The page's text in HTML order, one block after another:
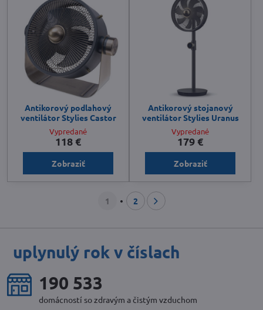
Antikorový podlahový
ventilátor Stylies Castor
Vypredané
118 €
Zobraziť
Antikorový stojanový
ventilátor Stylies Uranus
Vypredané
179 €
Zobraziť
1 2
uplynulý rok v číslach
225 981
domácností so zdravým a čistým vzduchom